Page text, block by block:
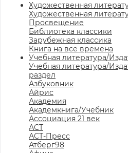
Художественная
Художественная
Просвещение
Библиотека классики
Зарубежная классика
Книга на все времена
Учебная литература/
Учебная литература/
раздел
Азбуковник
Айрис
Академия
Академкнига/Учебник
Ассоциация 21 век
АСТ
АСТ-Пресс
Атберг98